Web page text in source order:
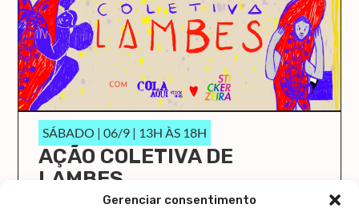
Gerenciar consentimento
SÁBADO | 06/9 | 13H ÀS 18H
AÇÃO COLETIVA DE
LAMBES
O Cola Aqui/Stick Here vai ocupar a Casa 1 de